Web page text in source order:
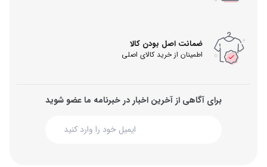
ضمانت اصل بودن کالا
اطمینان از خرید کالای اصلی
برای آگاهی از آخرین اخبار در خبرنامه ما عضو شوید